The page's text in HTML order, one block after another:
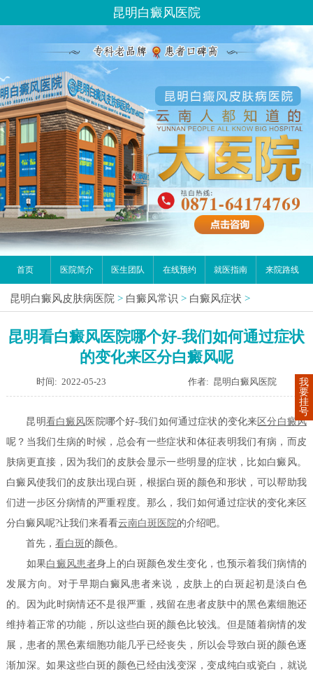
昆明白癜风医院
首页 医院简介 医生团队 在线预约 就医指南 来院路线
昆明白癜风皮肤病医院 > 白癜风常识 > 白癜风症状 >
昆明看白癜风医院哪个好-我们如何通过症状
的变化来区分白癜风呢
时间: 2022-05-23 作者: 昆明白癜风医院
昆明看白癜风 医院哪个好-我们如何通过症状的变化来 区分白癜风
呢？当我们生病的时候，总会有一些症状和体征表明我们有病，而皮
肤病更直接，因为我们的皮肤会显示一些明显的症状，比如白癜风。
白癜风使我们的皮肤出现白斑，根据白斑的颜色和形状，可以帮助我
们进一步区分病情的严重程度。那么，我们如何通过症状的变化来区
分白癜风呢?让我们来看看云南白斑医院的介绍吧。
首先，看白斑的颜色。
如果白癜风患者身上的白斑颜色发生变化，也预示着我们病情的
发展方向。对于早期白癜风患者来说，皮肤上的白斑起初是淡白色
的。因为此时病情还不是很严重，残留在患者皮肤中的黑色素细胞还
维持着正常的功能，所以这些白斑的颜色比较浅。但是随着病情的发
展，患者的黑色素细胞功能几乎已经丧失，所以会导致白斑的颜色逐
渐加深。如果这些白斑的颜色已经由浅变深，变成纯白或瓷白，就说
我
要
挂
号